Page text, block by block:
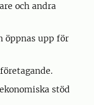
och andra
öppnas upp för
stöd